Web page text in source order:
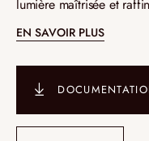
lumière maîtrisée et
harmonieux. ALIX 24,
finition qui peut
sœurs afin de préserver
EN SAVOIR PLUS